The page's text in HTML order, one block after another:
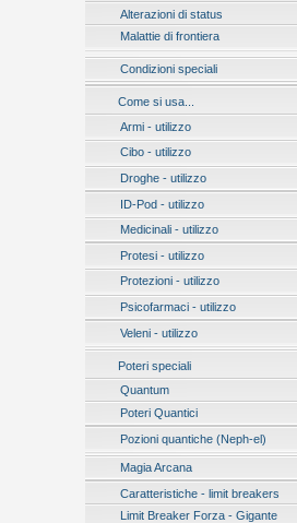
Alterazioni di status
Malattie di frontiera
Condizioni speciali
Come si usa...
Armi - utilizzo
Cibo - utilizzo
Droghe - utilizzo
ID-Pod - utilizzo
Medicinali - utilizzo
Protesi - utilizzo
Protezioni - utilizzo
Psicofarmaci - utilizzo
Veleni - utilizzo
Poteri speciali
Quantum
Poteri Quantici
Pozioni quantiche (Neph-el)
Magia Arcana
Caratteristiche - limit breakers
Limit Breaker Forza - Gigante